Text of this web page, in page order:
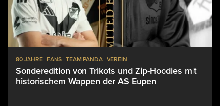
80 JAHRE FANS TEAM PANDA VEREIN
Sonderedition von Trikots und Zip-Hoodies mit
historischem Wappen der AS Eupen